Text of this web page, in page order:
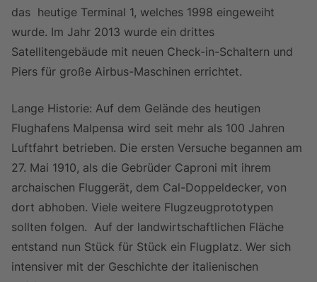
das heutige Terminal 1, welches 1998 eingeweiht
wurde. Im Jahr 2013 wurde ein drittes
Satellitengebäude mit neuen Check-in-Schaltern und
Piers für große Airbus-Maschinen errichtet.
Lange Historie: Auf dem Gelände des heutigen
Flughafens Malpensa wird seit mehr als 100 Jahren
Luftfahrt betrieben. Die ersten Versuche begannen am
27. Mai 1910, als die Gebrüder Caproni mit ihrem
archaischen Fluggerät, dem Cal-Doppeldecker, von
dort abhoben. Viele weitere Flugzeugprototypen
sollten folgen. Auf der landwirtschaftlichen Fläche
entstand nun Stück für Stück ein Flugplatz. Wer sich
intensiver mit der Geschichte der italienischen